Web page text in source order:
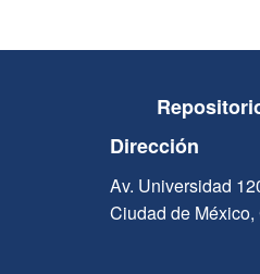
Dirección
Av. Universidad
Ciudad de México,